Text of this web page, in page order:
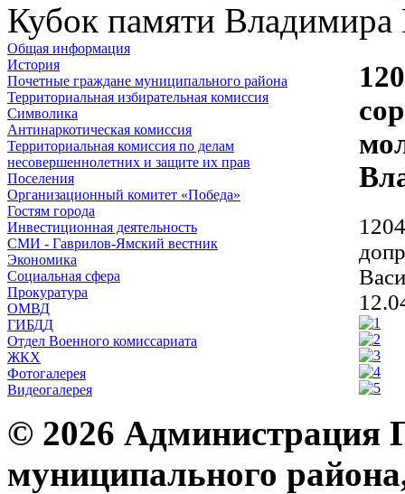
Кубок памяти Владимира
Общая информация
История
Почетные граждане муниципального района
Территориальная избирательная комиссия
Символика
Антинаркотическая комиссия
Территориальная комиссия по делам
несовершеннолетних и защите их прав
Поселения
Организационный комитет «Победа»
Гостям города
Инвестиционная деятельность
СМИ - Гаврилов-Ямский вестник
Экономика
Социальная сфера
Прокуратура
ОМВД
ГИБДД
Отдел Военного комиссариата
ЖКХ
Фотогалерея
Видеогалерея
© 2026 Администрация
муниципального